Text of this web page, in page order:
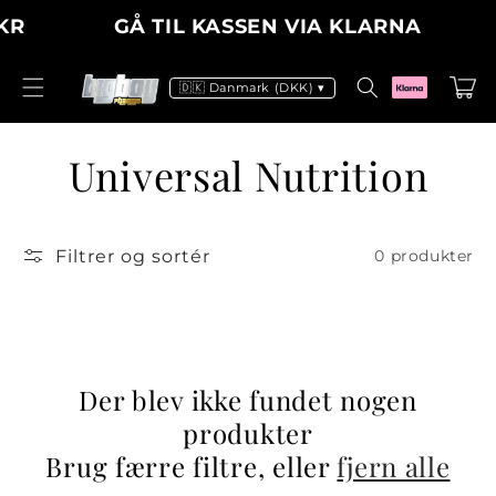
GÅ TIL KASSEN VIA KLARNA
🇩🇰 Danmark (DKK) ▾
K
l
k
t
Universal Nutrition
Filtrer og sortér 0 produkter
Der blev ikke fundet nogen
produkter
Brug færre filtre, ellerfjern alle